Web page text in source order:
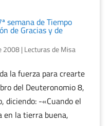
semana de Tiempo
de Gracias y de
2008| Lecturas de Misa
la fuerza para crearte
del Deuteronomio 8,
diciendo: -«Cuando el
en la tierra buena,